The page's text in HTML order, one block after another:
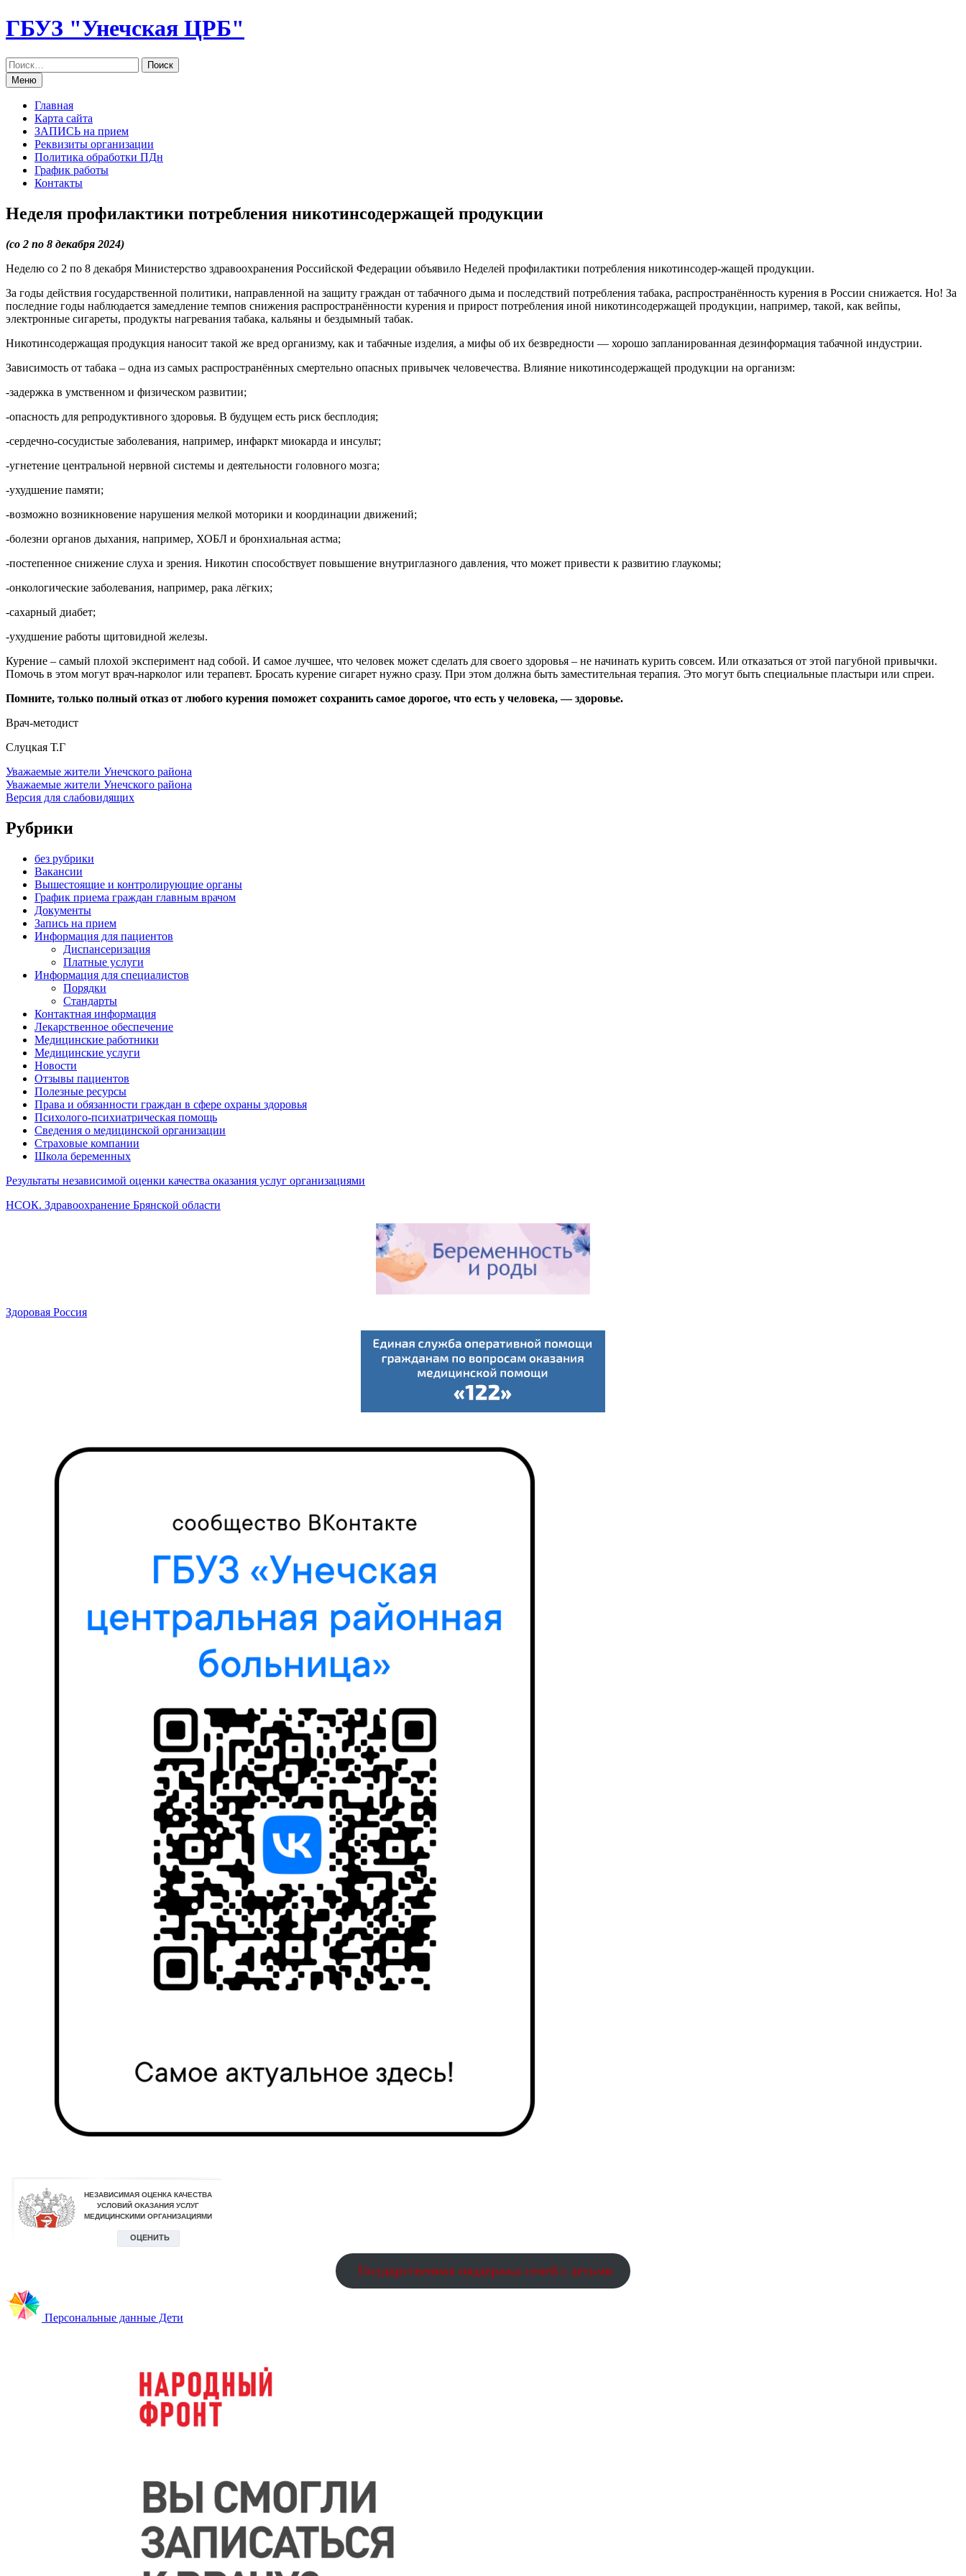
Перейти
к
ГБУЗ "Унечская ЦРБ"
Меню
Главная
Карта сайта
ЗАПИСЬ на прием
Реквизиты организации
Политика обработки ПДн
График работы
Контакты
Неделя профилактики потребления никотинсодержащей продукции
(со 2 по 8 декабря 2024)
Неделю со 2 по 8 декабря Министерство здравоохранения Российской Федерации объявило Неделей профилактики потребления никотинсодер-жащей продукции.
За годы действия государственной политики, направленной на защиту граждан от табачного дыма и последствий потребления табака, распространённость курения в России снижается. Но! За
последние годы наблюдается замедление темпов снижения распространённости курения и прирост потребления иной никотинсодержащей продукции, например, такой, как вейпы,
электронные сигареты, продукты нагревания табака, кальяны и бездымный табак.
Никотинсодержащая продукция наносит такой же вред организму, как и табачные изделия, а мифы об их безвредности — хорошо запланированная дезинформация табачной индустрии.
Зависимость от табака – одна из самых распространённых смертельно опасных привычек человечества. Влияние никотинсодержащей продукции на организм:
-задержка в умственном и физическом развитии;
-опасность для репродуктивного здоровья. В будущем есть риск бесплодия;
-сердечно-сосудистые заболевания, например, инфаркт миокарда и инсульт;
-угнетение центральной нервной системы и деятельности головного мозга;
-ухудшение памяти;
-возможно возникновение нарушения мелкой моторики и координации движений;
-болезни органов дыхания, например, ХОБЛ и бронхиальная астма;
-постепенное снижение слуха и зрения. Никотин способствует повышение внутриглазного давления, что может привести к развитию глаукомы;
-онкологические заболевания, например, рака лёгких;
-сахарный диабет;
-ухудшение работы щитовидной железы.
Курение – самый плохой эксперимент над собой. И самое лучшее, что человек может сделать для своего здоровья – не начинать курить совсем. Или отказаться от этой пагубной привычки.
Помочь в этом могут врач-нарколог или терапевт. Бросать курение сигарет нужно сразу. При этом должна быть заместительная терапия. Это могут быть специальные пластыри или спреи.
Помните, только полный отказ от любого курения поможет сохранить самое дорогое, что есть у человека, — здоровье.
Врач-методист
Слуцкая Т.Г
Уважаемые жители Унечского района
Уважаемые жители Унечского района
Версия для слабовидящих
Рубрики
без рубрики
Вакансии
Вышестоящие и контролирующие органы
График приема граждан главным врачом
Документы
Запись на прием
Информация для пациентов
Диспансеризация
Платные услуги
Информация для специалистов
Порядки
Стандарты
Контактная информация
Лекарственное обеспечение
Медицинские работники
Медицинские услуги
Новости
Отзывы пациентов
Полезные ресурсы
Права и обязанности граждан в сфере охраны здоровья
Психолого-психиатрическая помощь
Сведения о медицинской организации
Страховые компании
Школа беременных
Результаты независимой оценки качества оказания услуг организациями
НСОК. Здравоохранение Брянской области
Здоровая Россия
Государственная поддержка семей с детьми
Персональные данные Дети